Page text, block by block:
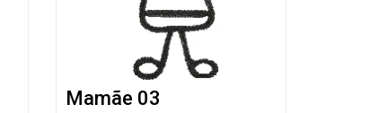
Mamãe 03